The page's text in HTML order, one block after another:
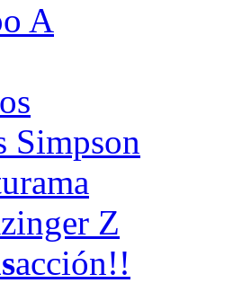
A
Simpson
Z
acción!!